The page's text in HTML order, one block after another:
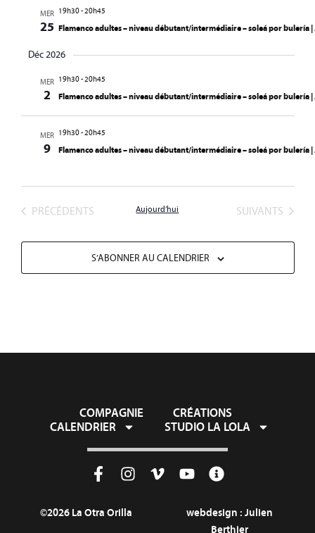
MER
25
19h30-20h45
Flamenco adultes – niveau débutant/intermédiaire – soleá por bulería
Déc 2026
MER
2
19h30-20h45
Flamenco adultes – niveau débutant/intermédiaire – soleá por bulería
MER
9
19h30-20h45
Flamenco adultes – niveau débutant/intermédiaire – soleá por bulería
ÉVÈNEMENTS
PRÉCÉDENTS Aujourd’hui ÉVÈNEMENTS
SUIVANTS
S’ABONNER AU CALENDRIER
COMPAGNIE
CRÉATIONS
CALENDRIER
STUDIO LA LOLA
©2026 La Otra Orilla webdesign : Julien
Berthier